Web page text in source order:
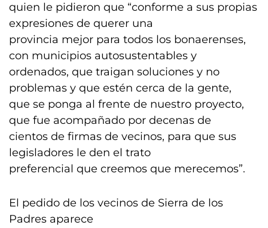
quien le pidieron que “conforme a sus propias
expresiones de querer una
provincia mejor para todos los bonaerenses,
con municipios autosustentables y
ordenados, que traigan soluciones y no
problemas y que estén cerca de la gente,
que se ponga al frente de nuestro proyecto,
que fue acompañado por decenas de
cientos de firmas de vecinos, para que sus
legisladores le den el trato
preferencial que creemos que merecemos”.
El pedido de los vecinos de Sierra de los
Padres aparece